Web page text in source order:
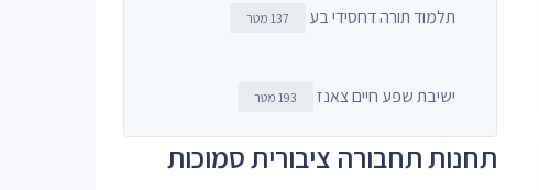
תלמוד תורה דחסידי בע 137 מטר
ישיבת שפע חיים צאנז 193 מטר
תחנות תחבורה ציבורית סמוכות